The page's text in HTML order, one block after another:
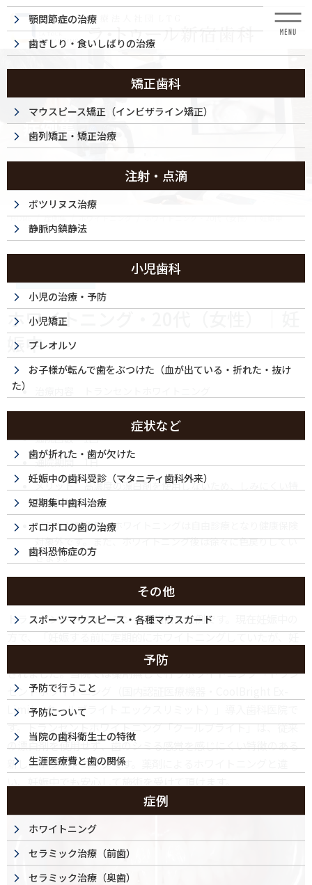
コ
テ
移
ナ
ゲ
ン
移
症例集
HOME 症例集 ホワイトニング ホワイトニング・20代（女性）｜妊娠中
2023/07/01
ホワイトニング・20代（女性）｜妊
娠中
施術費用 ¥55,000
通院回数 1回
通院期間 1日
メリット 高濃度の漂白剤を使用しないため、しみにくい特
徴があります。
リスクと副作用 ホワイトニングは自由診療となり健康保険
対象外です。また、ホワイトニング後は徐々に色戻りしてい
きます。
トランセントホワイトニングを施術した例です。現在妊娠中の
方で、「妊娠する前に定期的にホワイトニングしていたが、妊
婦でもできるホワイトニングがしたい。」ということでご来院
されました。当院では薬剤無しで行うホワイトニング「トラン
セントホワイトニング（国内認証医療機器・CoolBright Ex-
Limit・クールブライト エックスリミット）」導入歯科医院で
す。トランセントホワイトニング「クールブライト」は、従来
の漂白剤を使用せず、歯のシミる感覚を感じにくい特徴のある
新しいホワイトニングです。薬剤によるホワイトニングと違
顎関節症の治療
歯ぎしり・食いしばりの治療
矯正歯科
マウスピース矯正（インビザライン矯正）
歯列矯正・矯正治療
注射・点滴
ボツリヌス治療
静脈内鎮静法
小児歯科
小児の治療・予防
小児矯正
プレオルソ
お子様が転んで歯をぶつけた（血が出ている・折れた・抜け
た）
症状など
歯が折れた・歯が欠けた
妊娠中の歯科受診（マタニティ歯科外来）
短期集中歯科治療
ボロボロの歯の治療
歯科恐怖症の方
その他
スポーツマウスピース・各種マウスガード
予防
予防で行うこと
予防について
当院の歯科衛生士の特徴
生涯医療費と歯の関係
症例
ホワイトニング
セラミック治療（前歯）
セラミック治療（奥歯）